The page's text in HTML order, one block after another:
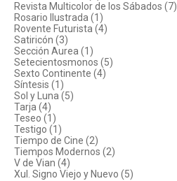
Revista Multicolor de los Sábados (7)
Rosario Ilustrada (1)
Rovente Futurista (4)
Satiricón (3)
Sección Aurea (1)
Setecientosmonos (5)
Sexto Continente (4)
Síntesis (1)
Sol y Luna (5)
Tarja (4)
Teseo (1)
Testigo (1)
Tiempo de Cine (2)
Tiempos Modernos (2)
V de Vian (4)
Xul. Signo Viejo y Nuevo (5)